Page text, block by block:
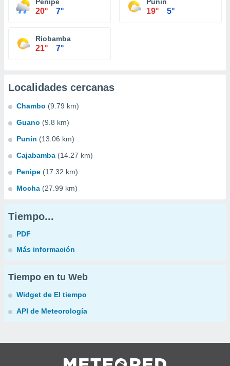
20° 7° 19° 5°
Riobamba
21° 7°
Localidades cercanas
Chambo (9.79 km)
Guano (9.8 km)
Punin (13.06 km)
Cajabamba (14.27 km)
Penipe (17.32 km)
Mocha (27.99 km)
Tiempo...
PDF
Más información
Tiempo en tu Web
Widget de El tiempo
API de Meteorología